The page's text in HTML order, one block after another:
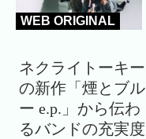
WEB ORIGINAL
ネクライトーキー
の新作「煙とブル
ー e.p.」から伝わ
るバンドの充実度